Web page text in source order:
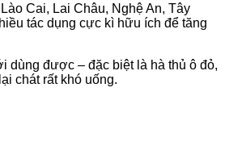
Cai, Lai Châu, Nghệ An, Tây
tác dụng cực kì hữu ích để tăng
dùng được – đặc biệt là hà thủ ô đỏ,
chát rất khó uống.